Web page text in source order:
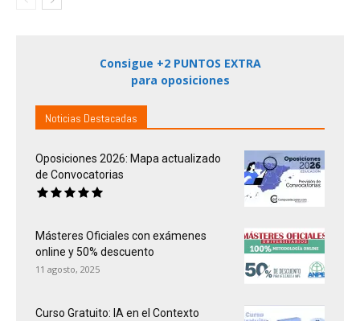
Consigue +2 PUNTOS EXTRA
para oposiciones
Noticias Destacadas
Oposiciones 2026: Mapa actualizado
de Convocatorias
Másteres Oficiales con exámenes
online y 50% descuento
11 agosto, 2025
Curso Gratuito: IA en el Contexto